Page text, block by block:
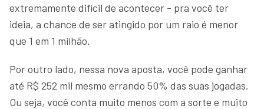
extremamente difícil de acontecer - pra você ter
ideia, a chance de ser atingido por um raio é menor
que 1 em 1 milhão.
Por outro lado, nessa nova aposta, você pode ganhar
até R$ 252 mil mesmo errando 50% das suas jogadas.
Ou seja, você conta muito menos com a sorte e muito